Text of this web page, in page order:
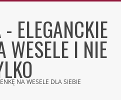
ELEGANCKIE
WESELE I NIE
NA WESELE DLA SIEBIE